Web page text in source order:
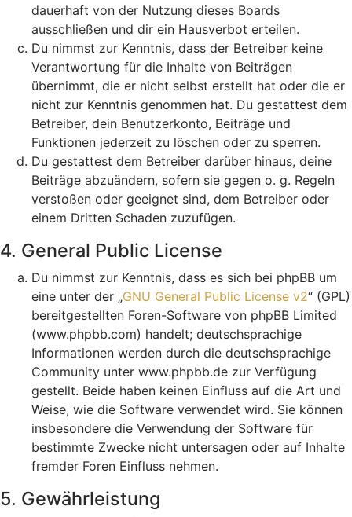
dauerhaft von der Nutzung dieses Boards
ausschließen und dir ein Hausverbot erteilen.
Du nimmst zur Kenntnis, dass der Betreiber keine
Verantwortung für die Inhalte von Beiträgen
übernimmt, die er nicht selbst erstellt hat oder die er
nicht zur Kenntnis genommen hat. Du gestattest dem
Betreiber, dein Benutzerkonto, Beiträge und
Funktionen jederzeit zu löschen oder zu sperren.
Du gestattest dem Betreiber darüber hinaus, deine
Beiträge abzuändern, sofern sie gegen o. g. Regeln
verstoßen oder geeignet sind, dem Betreiber oder
einem Dritten Schaden zuzufügen.
4. General Public License
Du nimmst zur Kenntnis, dass es sich bei phpBB um
eine unter der „GNU General Public License v2“ (GPL)
bereitgestellten Foren-Software von phpBB Limited
(www.phpbb.com) handelt; deutschsprachige
Informationen werden durch die deutschsprachige
Community unter www.phpbb.de zur Verfügung
gestellt. Beide haben keinen Einfluss auf die Art und
Weise, wie die Software verwendet wird. Sie können
insbesondere die Verwendung der Software für
bestimmte Zwecke nicht untersagen oder auf Inhalte
fremder Foren Einfluss nehmen.
5. Gewährleistung